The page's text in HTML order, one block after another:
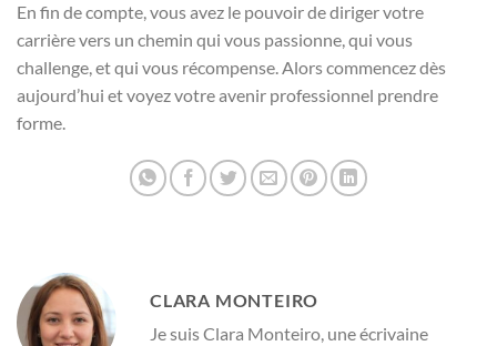
En fin de compte, vous avez le pouvoir de diriger votre
carrière vers un chemin qui vous passionne, qui vous
challenge, et qui vous récompense. Alors commencez dès
aujourd’hui et voyez votre avenir professionnel prendre
forme.
CLARA MONTEIRO
Je suis Clara Monteiro, une écrivaine